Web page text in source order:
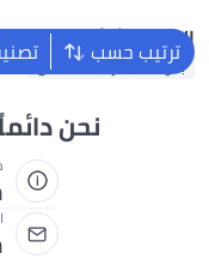
ترتيب حسب
البحث الشائع
بالونات دراجة للأطفال
نحن